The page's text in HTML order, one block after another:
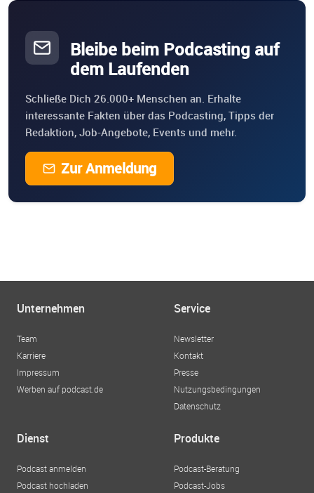
Bleibe beim Podcasting auf
dem Laufenden
Schließe Dich 26.000+ Menschen an. Erhalte
interessante Fakten über das Podcasting, Tipps der
Redaktion, Job-Angebote, Events und mehr.
Zur Anmeldung
Unternehmen
Team
Karriere
Impressum
Werben auf podcast.de
Service
Newsletter
Kontakt
Presse
Nutzungsbedingungen
Datenschutz
Dienst
Podcast anmelden
Podcast hochladen
Produkte
Podcast-Beratung
Podcast-Jobs